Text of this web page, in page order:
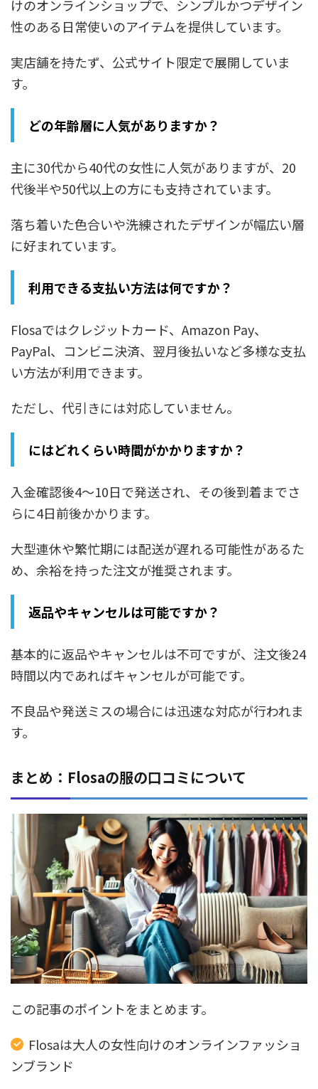
けのオンラインショップで、シンプルかつデザイン
性のある日常使いのアイテムを提供しています。
実店舗を持たず、公式サイト限定で展開していま
す。
どの年齢層に人気がありますか？
主に30代から40代の女性に人気がありますが、20
代後半や50代以上の方にも支持されています。
落ち着いた色合いや洗練されたデザインが幅広い層
に好まれています。
利用できる支払い方法は何ですか？
Flosaではクレジットカード、Amazon Pay、
PayPal、コンビニ決済、翌月後払いなど多様な支払
い方法が利用できます。
ただし、代引きには対応していません。
にはどれくらい時間がかかりますか？
入金確認後4～10日で発送され、その後到着までさ
らに4日前後かかります。
大型連休や繁忙期には配送が遅れる可能性があるた
め、余裕を持った注文が推奨されます。
返品やキャンセルは可能ですか？
基本的に返品やキャンセルは不可ですが、注文後24
時間以内であればキャンセルが可能です。
不良品や発送ミスの場合には迅速な対応が行われま
す。
まとめ：Flosaの服の口コミについて
この記事のポイントをまとめます。
Flosaは大人の女性向けのオンラインファッショ
ンブランド